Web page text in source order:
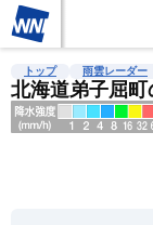
雨雲レーダー 台
トップ 雨雲レーダー
北海道弟子屈